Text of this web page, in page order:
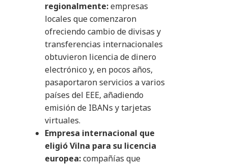
regionalmente:empresas
locales que comenzaron
ofreciendo cambio de divisas y
transferencias internacionales
obtuvieron licencia de dinero
electrónico y, en pocos años,
pasaportaron servicios a varios
países del EEE, añadiendo
emisión de IBANs y tarjetas
virtuales.
Empresa internacional que
eligió Vilna para su licencia
europea:compañías que